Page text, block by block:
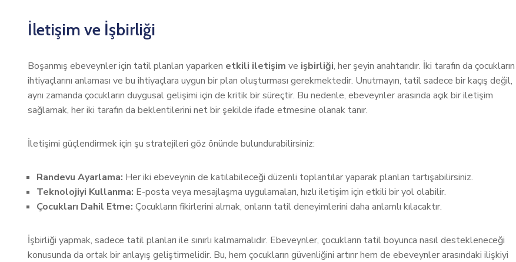
İletişim ve İşbirliği
Boşanmış ebeveynler için tatil planları yaparken etkili iletişim ve işbirliği, her şeyin anahtarıdır. İki tarafın da çocukların
ihtiyaçlarını anlaması ve bu ihtiyaçlara uygun bir plan oluşturması gerekmektedir. Unutmayın, tatil sadece bir kaçış değil,
aynı zamanda çocukların duygusal gelişimi için de kritik bir süreçtir. Bu nedenle, ebeveynler arasında açık bir iletişim
sağlamak, her iki tarafın da beklentilerini net bir şekilde ifade etmesine olanak tanır.
İletişimi güçlendirmek için şu stratejileri göz önünde bulundurabilirsiniz:
Randevu Ayarlama: Her iki ebeveynin de katılabileceği düzenli toplantılar yaparak planları tartışabilirsiniz.
Teknolojiyi Kullanma: E-posta veya mesajlaşma uygulamaları, hızlı iletişim için etkili bir yol olabilir.
Çocukları Dahil Etme: Çocukların fikirlerini almak, onların tatil deneyimlerini daha anlamlı kılacaktır.
İşbirliği yapmak, sadece tatil planları ile sınırlı kalmamalıdır. Ebeveynler, çocukların tatil boyunca nasıl destekleneceği
konusunda da ortak bir anlayış geliştirmelidir. Bu, hem çocukların güvenliğini artırır hem de ebeveynler arasındaki ilişkiyi